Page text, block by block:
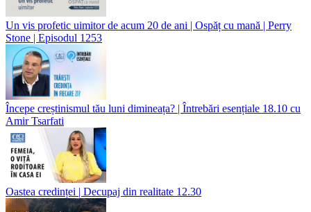
Un vis profetic uimitor de acum 20 de ani | Ospăț cu mană | Perry
Stone | Episodul 1253
Începe creștinismul tău luni dimineața? | Întrebări esențiale 18.10 cu
Amir Tsarfati
Oastea credinței | Decupaj din realitate 12.30